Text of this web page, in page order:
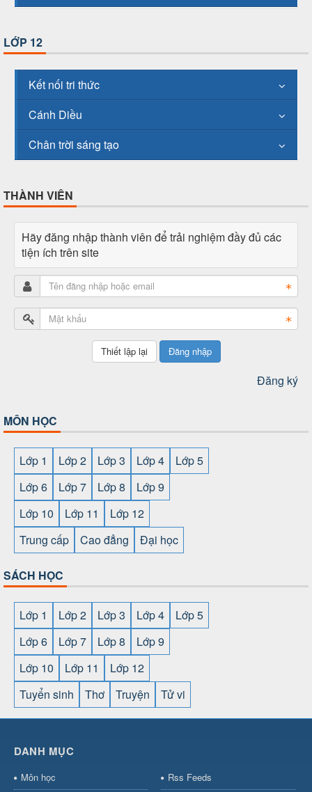
LỚP 12
Kết nối tri thức
Cánh Diều
Chân trời sáng tạo
THÀNH VIÊN
Hãy đăng nhập thành viên để trải nghiệm đầy đủ các
tiện ích trên site
Đăng nhập
Đăng ký
MÔN HỌC
Lớp 1 Lớp 2 Lớp 3 Lớp 4
Lớp 5
Lớp 6
Lớp 7 Lớp 8
Lớp 9
Lớp 10
Lớp 11
Lớp 12
Trung cấp
Cao đẳng Đại học
SÁCH HỌC
Lớp 1 Lớp 2 Lớp 3 Lớp 4
Lớp 5
Lớp 6
Lớp 7 Lớp 8
Lớp 9
Lớp 10
Lớp 11
Lớp 12
Tuyển sinh
Thơ Truyện Tử vi
cái OPEN88⇔
⇔https://gameb52a.club/ https://taixiuonl.com/
bài⇔bóng đá trực tiếp⇔fly88
DANH MỤC
Môn học Rss Feeds